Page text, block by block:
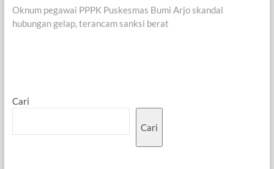
post:
Oknum pegawai PPPK Puskesmas Bumi Arjo skandal
hubungan gelap, terancam sanksi berat
Cari
Cari